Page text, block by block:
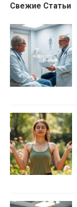
Свежие Статьи